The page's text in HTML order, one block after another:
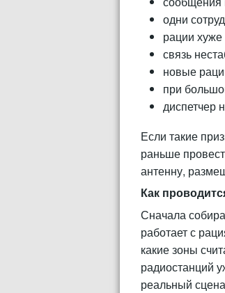
одни
рации
связь
новые
при
диспетчер
Если такие
раньше
антенну,
Как
Сначала
работает с
какие зоны
радиостанций
реальный